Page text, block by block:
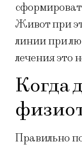
Живот при
линии при
лечения это
Когда
Правильно